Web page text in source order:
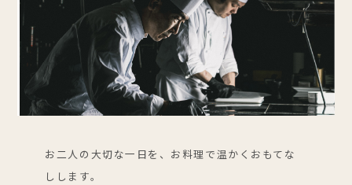
お二人の大切な一日を、お料理で温かくおもてな
しします。